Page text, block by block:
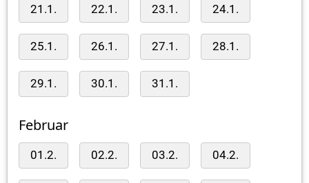
21.1. 22.1. 23.1. 24.1.
25.1. 26.1. 27.1. 28.1.
29.1. 30.1. 31.1.
Februar
01.2. 02.2. 03.2. 04.2.